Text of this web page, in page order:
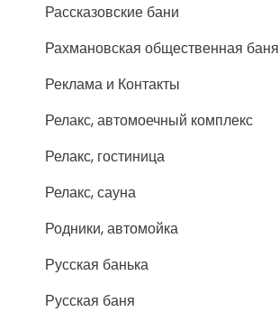
Рассказовские бани
Рахмановская общественная баня
Реклама и Контакты
Релакс, автомоечный комплекс
Релакс, гостиница
Релакс, сауна
Родники, автомойка
Русская банька
Русская баня